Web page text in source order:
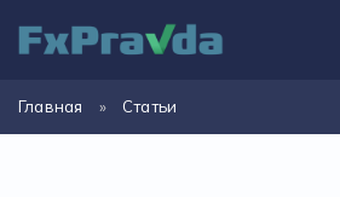
Главная » Статьи